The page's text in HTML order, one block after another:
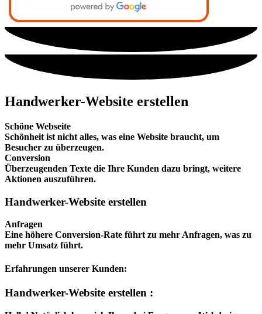
Handwerker-Website erstellen
Schöne Webseite
Schönheit ist nicht alles, was eine Website braucht, um
Besucher zu überzeugen.
Conversion
Überzeugenden Texte die Ihre Kunden dazu bringt, weitere
Aktionen auszuführen.
Handwerker-Website erstellen
Anfragen
Eine höhere Conversion-Rate führt zu mehr Anfragen, was zu
mehr Umsatz führt.
Erfahrungen unserer Kunden:
Handwerker-Website erstellen :